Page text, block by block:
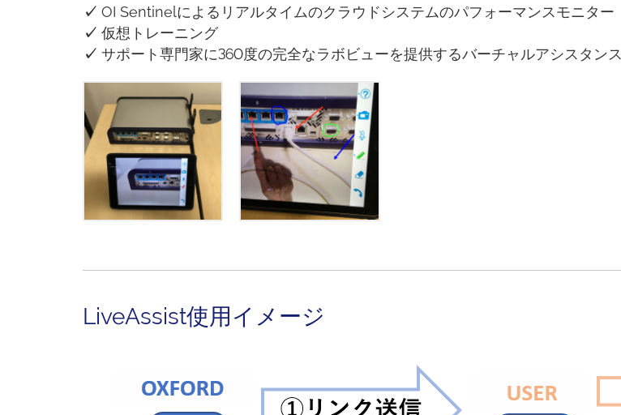
✓ OI Sentinelによるリアルタイムのクラウドシステムのパフォーマンスモニター
✓ 仮想トレーニング
✓ サポート専門家に360度の完全なラボビューを提供するバーチャルアシスタンス
LiveAssist使用イメージ